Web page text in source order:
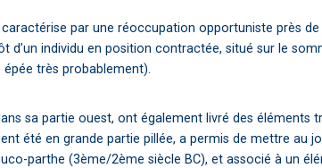
par une réoccupation opportuniste près
d’un individu en position contractée, situé sur le
très probablement).
sa partie ouest, ont également livré des éléments
été en grande partie pillée, a permis de mettre au
parthe (3ème/2ème siècle BC), et associé à un